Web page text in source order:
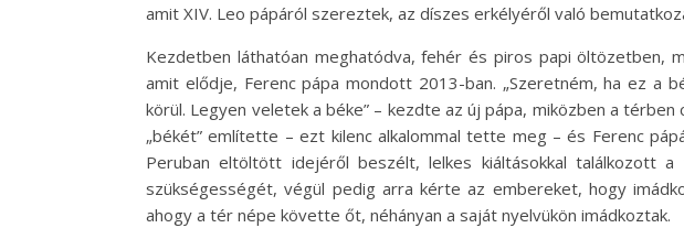
amit XIV. Leo pápáról szereztek, az díszes erkélyéről való
Kezdetben láthatóan meghatódva, fehér és piros papi öltözetben,
amit elődje, Ferenc pápa mondott 2013-ban. „Szeretném, ha ez a
körül. Legyen veletek a béke” – kezdte az új pápa, miközben a
„békét” említette – ezt kilenc alkalommal tette meg – és Ferenc
Peruban eltöltött idejéről beszélt, lelkes kiáltásokkal találkozott
szükségességét, végül pedig arra kérte az embereket, hogy
ahogy a tér népe követte őt, néhányan a saját nyelvükön imádkoztak.